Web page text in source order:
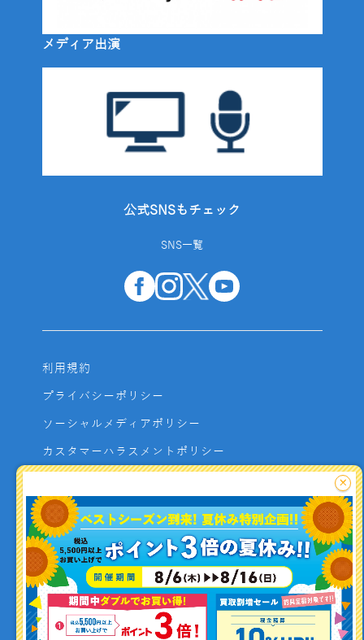
釣り情報を
投稿する
メディア出演
公式SNSもチェック
SNS一覧
利用規約
プライバシーポリシー
ソーシャルメディアポリシー
カスタマーハラスメントポリシー
よくあるご質問
お問い合わせ
利用者資金の保全方法
×